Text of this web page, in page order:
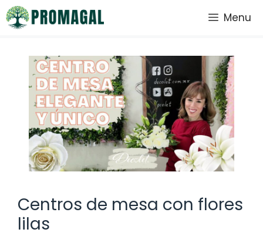
Saltar
al
Menu
Centros de mesa con flores
lilas